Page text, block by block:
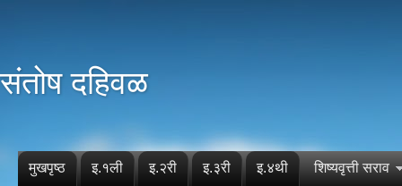
संतोष दहिवळ
मुखपृष्ठ इ.१ली इ.२री इ.३री इ.४थी शिष्यवृत्ती सराव